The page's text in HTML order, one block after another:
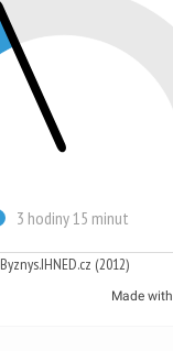
3 hodiny 15 minut
Byznys.IHNED.cz (2012)
Made with